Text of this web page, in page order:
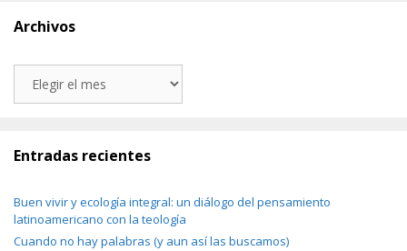
Archivos
Entradas recientes
Buen vivir y ecología integral: un diálogo del pensamiento
latinoamericano con la teología
Cuando no hay palabras (y aun así las buscamos)